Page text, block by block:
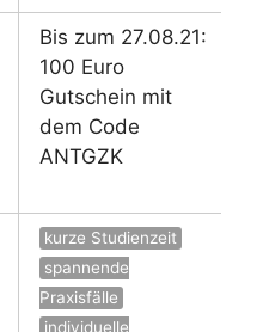
Bis zum 27.08.21:
100 Euro
Gutschein mit
dem Code
ANTGZK
kurze Studienzeit
spannende
Praxisfälle
individuelle